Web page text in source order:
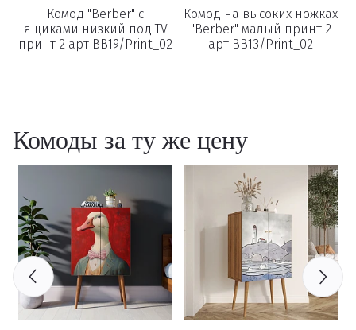
Комод "Berber" с
ящиками низкий под TV
принт 2 арт BB19/Print_02
Комод на высоких ножках
"Berber" малый принт 2
арт BB13/Print_02
Комоды за ту же цену